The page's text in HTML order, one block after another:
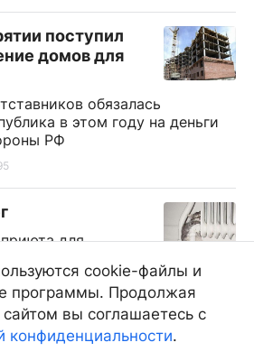
поступил
домов для
обязалась
в этом году на деньги
РФ
для
рубрики (3012) 21-56-23, 21-
cookie-файлы и
программы. Продолжая
сайтом вы соглашаетесь с
конфиденциальности.